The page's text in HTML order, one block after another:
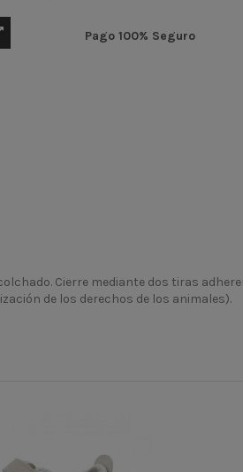
Pago 100% Seguro
Cierre mediante dos tiras
de los derechos de los animales).